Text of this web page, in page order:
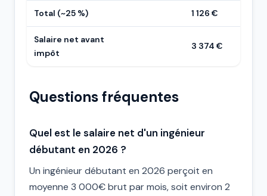
Total (~25 %) 1 126 €
Salaire net avant
impôt
3 374 €
Questions fréquentes
Quel est le salaire net d'un ingénieur
débutant en 2026 ?
Un ingénieur débutant en 2026 perçoit en
moyenne 3 000€ brut par mois, soit environ 2